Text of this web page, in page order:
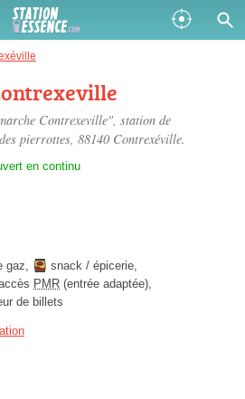
Contrexeville", station de
pierrottes, 88140 Contrexéville.
en continu
gaz, snack / épicerie,
PMR (entrée adaptée),
de billets
Épuisé